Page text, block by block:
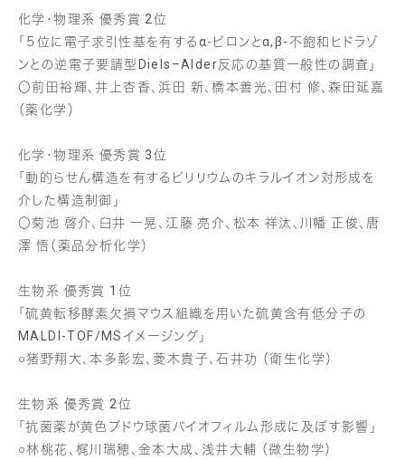
化学・物理系 優秀賞 2位
「５位に電子求引性基を有するα-ピロンとα,β-不飽和ヒドラゾ
ンとの逆電子要請型Diels–Alder反応の基質一般性の調査」
〇前田裕輝、井上杏香、浜田 新、橋本善光、田村 修、森田延嘉
（薬化学）
化学・物理系 優秀賞 3位
「動的らせん構造を有するピリリウムのキラルイオン対形成を
介した構造制御」
〇菊池 啓介、臼井 一晃、江藤 亮介、松本 祥汰、川幡 正俊、唐
澤 悟（薬品分析化学）
生物系 優秀賞 1位
「硫黄転移酵素欠損マウス組織を用いた硫黄含有低分子の
MALDI-TOF/MSイメージング」
○猪野翔大、本多彰宏、菱木貴子、石井功 （衛生化学）
生物系 優秀賞 2位
「抗菌薬が黄色ブドウ球菌バイオフィルム形成に及ぼす影響」
○林桃花、梶川瑞穂、金本大成、浅井大輔 （微生物学）